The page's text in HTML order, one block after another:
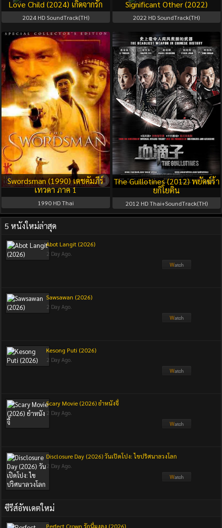
Love Child (2024) เกิดจากรัก
2024HD SoundTrack(TH)
Significant Other (2022)
2022 HD SoundTrack(TH)
Swordsman (1990) เดชคัมภีร์
เทวดา ภาค 1
1990HD Thai
The Guillotines (2012) พยัคฆ์ร้า
ยกิโยติน
2012 HD Thai+SoundTrack(TH)
5 หนังใหม่ล่าสุด
Abot Langit (2026)
2 Day Ago.
Sawsawan (2026)
2 Day Ago.
Kesong Puti (2026)
2 Day Ago.
Scary Movie (2026) ยำหนังจี้
2 Day Ago.
Disclosure Day (2026) วันเปิดโปง: ไขปริศนาลวงโลก
2 Day Ago.
ซีรีส์อัพเดตใหม่
Perfect Crown รักนี้มงลง (2026)